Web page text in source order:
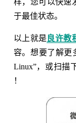
样，您可以快速
于最佳状态。
以上就是良许教
容。想要了解更
Linux”，或扫描
！